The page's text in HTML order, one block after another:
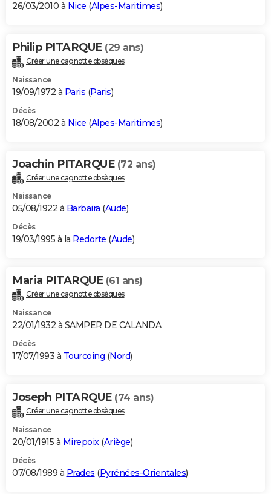
26/03/2010 à Nice (Alpes-Maritimes)
Philip PITARQUE (29 ans)
Créer une cagnotte obsèques
Naissance
19/09/1972 à Paris (Paris)
Décès
18/08/2002 à Nice (Alpes-Maritimes)
Joachin PITARQUE (72 ans)
Créer une cagnotte obsèques
Naissance
05/08/1922 à Barbaira (Aude)
Décès
19/03/1995 à la Redorte (Aude)
Maria PITARQUE (61 ans)
Créer une cagnotte obsèques
Naissance
22/01/1932 à SAMPER DE CALANDA
Décès
17/07/1993 à Tourcoing (Nord)
Joseph PITARQUE (74 ans)
Créer une cagnotte obsèques
Naissance
20/01/1915 à Mirepoix(Ariège)
Décès
07/08/1989 à Prades (Pyrénées-Orientales)